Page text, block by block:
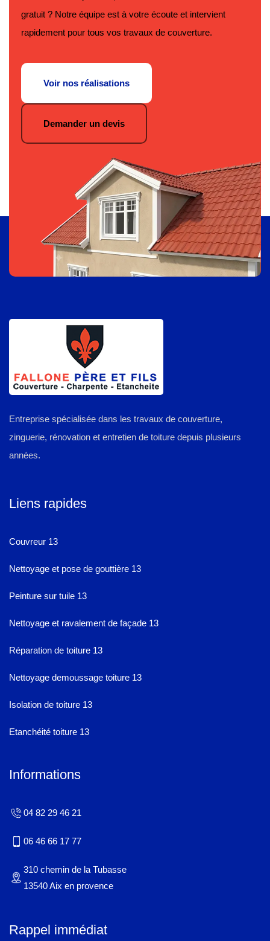
gratuit ? Notre équipe est à votre écoute et intervient
rapidement pour tous vos travaux de couverture.
Voir nos réalisations
Demander un devis
Entreprise spécialisée dans les travaux de couverture,
zinguerie, rénovation et entretien de toiture depuis plusieurs
années.
Liens rapides
Couvreur 13
Nettoyage et pose de gouttière 13
Peinture sur tuile 13
Nettoyage et ravalement de façade 13
Réparation de toiture 13
Nettoyage demoussage toiture 13
Isolation de toiture 13
Etanchéité toiture 13
Informations
04 82 29 46 21
06 46 66 17 77
310 chemin de la Tubasse
13540 Aix en provence
Rappel immédiat